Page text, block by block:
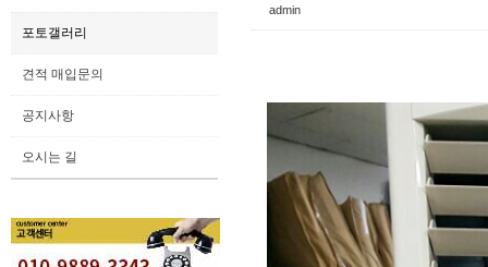
admin
포토갤러리
견적 매입문의
공지사항
오시는 길